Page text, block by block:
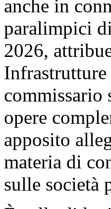
associate,
anche in
paralimpici
2026,
commissario
opere
apposito